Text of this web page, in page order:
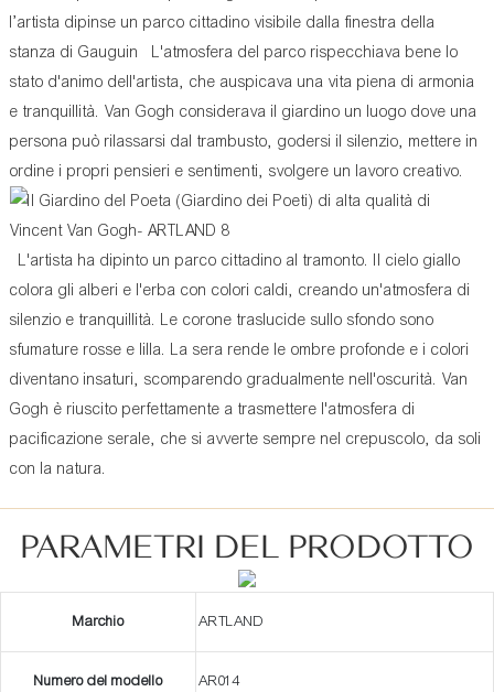
l’artista dipinse un parco cittadino visibile dalla finestra della
stanza di Gauguin L'atmosfera del parco rispecchiava bene lo
stato d'animo dell'artista, che auspicava una vita piena di armonia
e tranquillità. Van Gogh considerava il giardino un luogo dove una
persona può rilassarsi dal trambusto, godersi il silenzio, mettere in
ordine i propri pensieri e sentimenti, svolgere un lavoro creativo.
L'artista ha dipinto un parco cittadino al tramonto. Il cielo giallo
colora gli alberi e l'erba con colori caldi, creando un'atmosfera di
silenzio e tranquillità. Le corone traslucide sullo sfondo sono
sfumature rosse e lilla. La sera rende le ombre profonde e i colori
diventano insaturi, scomparendo gradualmente nell'oscurità. Van
Gogh è riuscito perfettamente a trasmettere l'atmosfera di
pacificazione serale, che si avverte sempre nel crepuscolo, da soli
con la natura.
PARAMETRI DEL PRODOTTO
Marchio ARTLAND
Numero del modello AR014